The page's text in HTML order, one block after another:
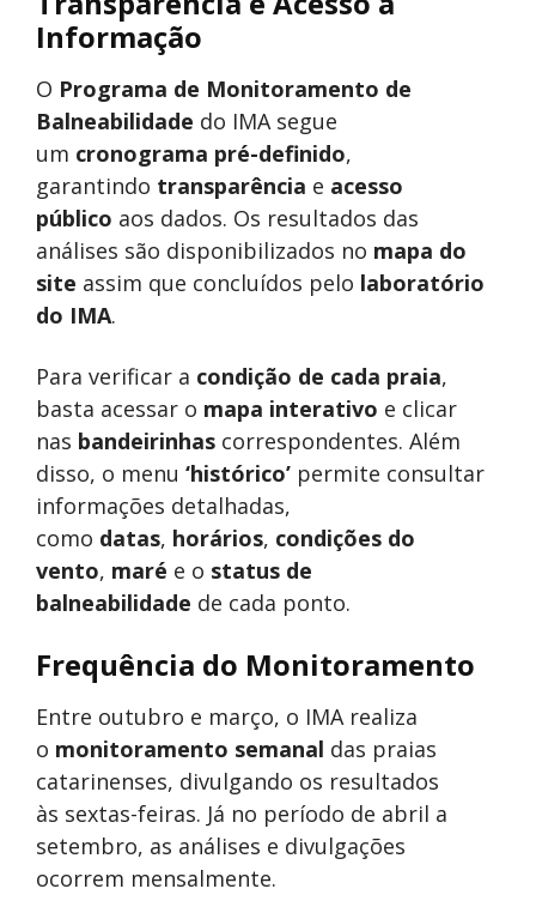
Informação
O Programa de Monitoramento de
Balneabilidade do IMA segue
um cronograma pré-definido,
garantindo transparência e acesso
público aos dados. Os resultados das
análises são disponibilizados no mapa do
site assim que concluídos pelo laboratório
do IMA.
Para verificar a condição de cada praia,
basta acessar o mapa interativo e clicar
nas bandeirinhas correspondentes. Além
disso, o menu ‘histórico’ permite consultar
informações detalhadas,
como datas, horários, condições do
vento, maré e o status de
balneabilidade de cada ponto.
Frequência do Monitoramento
Entre outubro e março, o IMA realiza
o monitoramento semanal das praias
catarinenses, divulgando os resultados
às sextas-feiras. Já no período de abril a
setembro, as análises e divulgações
ocorrem mensalmente.